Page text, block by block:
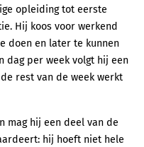
opleiding tot eerste
Hij koos voor werkend
doen en later te kunnen
dag per week volgt hij een
rest van de week werkt
mag hij een deel van de
hij hoeft niet hele